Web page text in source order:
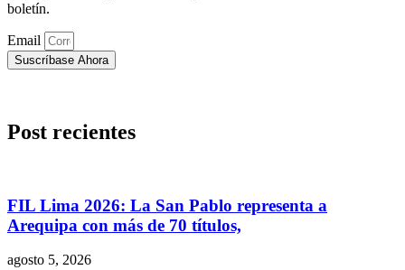
boletín.
Email
Suscríbase Ahora
Post recientes
FIL Lima 2026: La San Pablo representa a
Arequipa con más de 70 títulos,
agosto 5, 2026